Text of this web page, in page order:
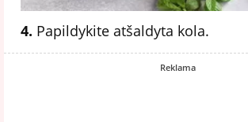
4. Papildykite atšaldyta kola.
Reklama